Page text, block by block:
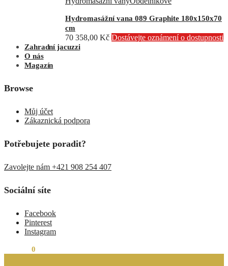
Hydromasážní vana 089 Graphite 180x150x70
cm
70 358,00 Kč Dostávejte oznámení o dostupnosti
Zahradní jacuzzi
O nás
Magazín
Browse
Můj účet
Zákaznická podpora
Potřebujete poradit?
Zavolejte nám +421 908 254 407
Sociální síte
Facebook
Pinterest
Instagram
0